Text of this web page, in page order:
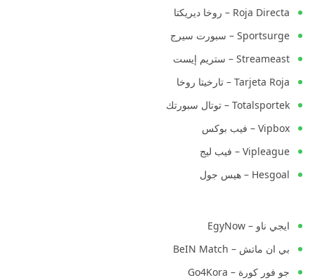
Roja Directa – روخا ديريكتا
Sportsurge – سبورت سيرج
Streameast – ستريم إيست
Tarjeta Roja – تارخيتا روخا
Totalsportek – توتال سبورتك
Vipbox – فيب بوكس
Vipleague – فيب ليج
Hesgoal – هيس جول
ايجي ناو – EgyNow
بي ان ماتش – BeIN Match
جو فور كورة – Go4Kora